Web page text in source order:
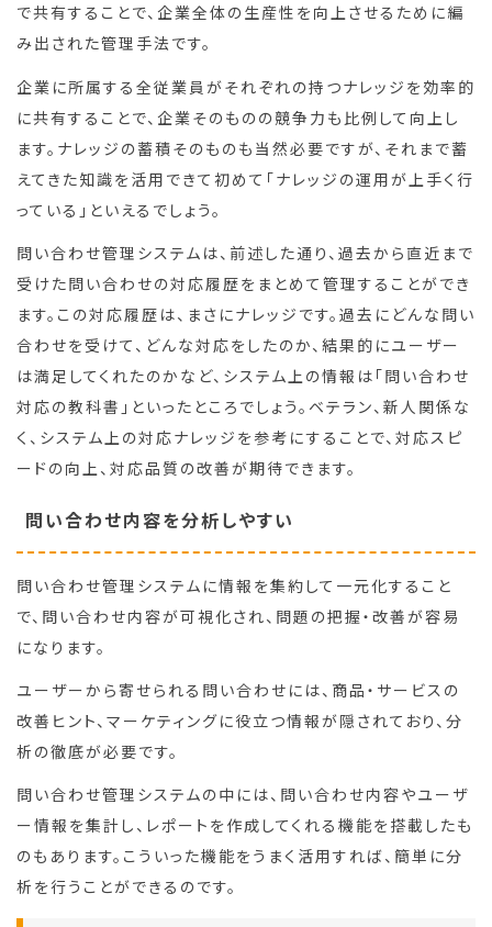
で共有することで、企業全体の生産性を向上させるために編
み出された管理手法です。
企業に所属する全従業員がそれぞれの持つナレッジを効率的
に共有することで、企業そのものの競争力も比例して向上し
ます。ナレッジの蓄積そのものも当然必要ですが、それまで蓄
えてきた知識を活用できて初めて「ナレッジの運用が上手く行
っている」といえるでしょう。
問い合わせ管理システムは、前述した通り、過去から直近まで
受けた問い合わせの対応履歴をまとめて管理することができ
ます。この対応履歴は、まさにナレッジです。過去にどんな問い
合わせを受けて、どんな対応をしたのか、結果的にユーザー
は満足してくれたのかなど、システム上の情報は「問い合わせ
対応の教科書」といったところでしょう。ベテラン、新人関係な
く、システム上の対応ナレッジを参考にすることで、対応スピ
ードの向上、対応品質の改善が期待できます。
問い合わせ内容を分析しやすい
問い合わせ管理システムに情報を集約して一元化すること
で、問い合わせ内容が可視化され、問題の把握・改善が容易
になります。
ユーザーから寄せられる問い合わせには、商品・サービスの
改善ヒント、マーケティングに役立つ情報が隠されており、分
析の徹底が必要です。
問い合わせ管理システムの中には、問い合わせ内容やユーザ
ー情報を集計し、レポートを作成してくれる機能を搭載したも
のもあります。こういった機能をうまく活用すれば、簡単に分
析を行うことができるのです。